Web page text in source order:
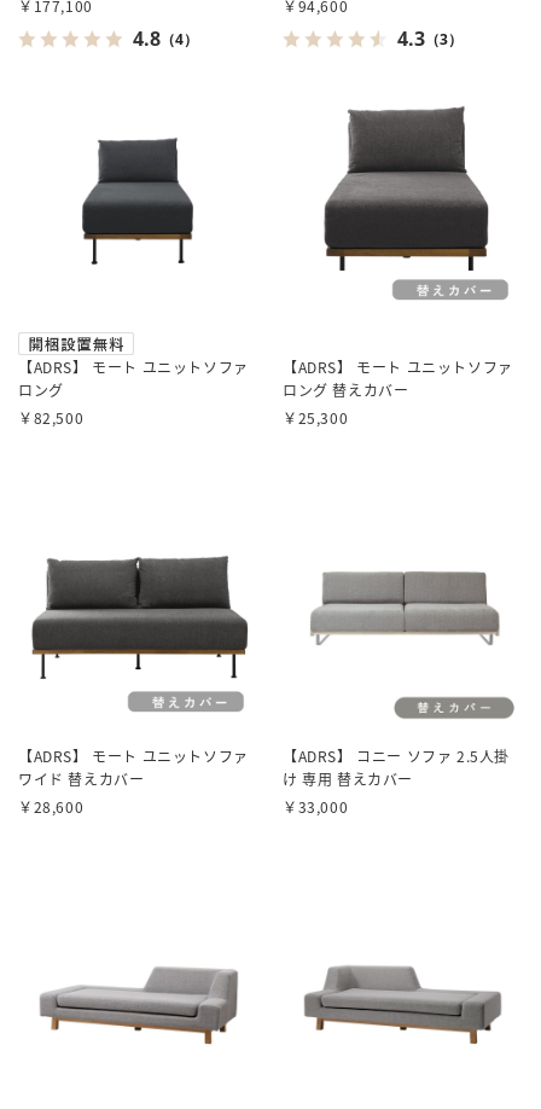
￥177,100
4.8 （4）
￥94,600
4.3 （3）
【ADRS】 モート ユニットソファ
ロング
￥82,500
【ADRS】 モート ユニットソファ
ロング 替えカバー
￥25,300
【ADRS】 モート ユニットソファ
ワイド 替えカバー
￥28,600
【ADRS】 コニー ソファ 2.5人掛
け 専用 替えカバー
￥33,000